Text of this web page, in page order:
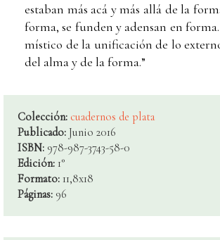
estaban más acá y más allá de la
forma, se funden y adensan en
místico de la unificación de lo
del alma y de la forma.”
Colección: cuadernos de plata
Publicado: Junio 2016
ISBN: 978-987-3743-58-0
Edición: 1°
Formato: 11,8x18
Páginas: 96